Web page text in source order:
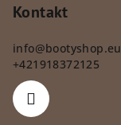
Kontakt
info@bootyshop.eu
+421918372125